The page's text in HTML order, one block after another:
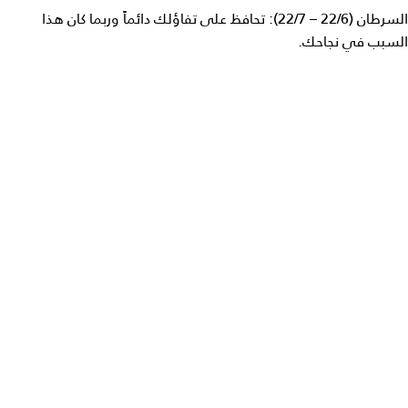
السرطان (22/6 – 22/7): تحافظ على تفاؤلك دائماً وربما كان هذا
السبب في نجاحك.